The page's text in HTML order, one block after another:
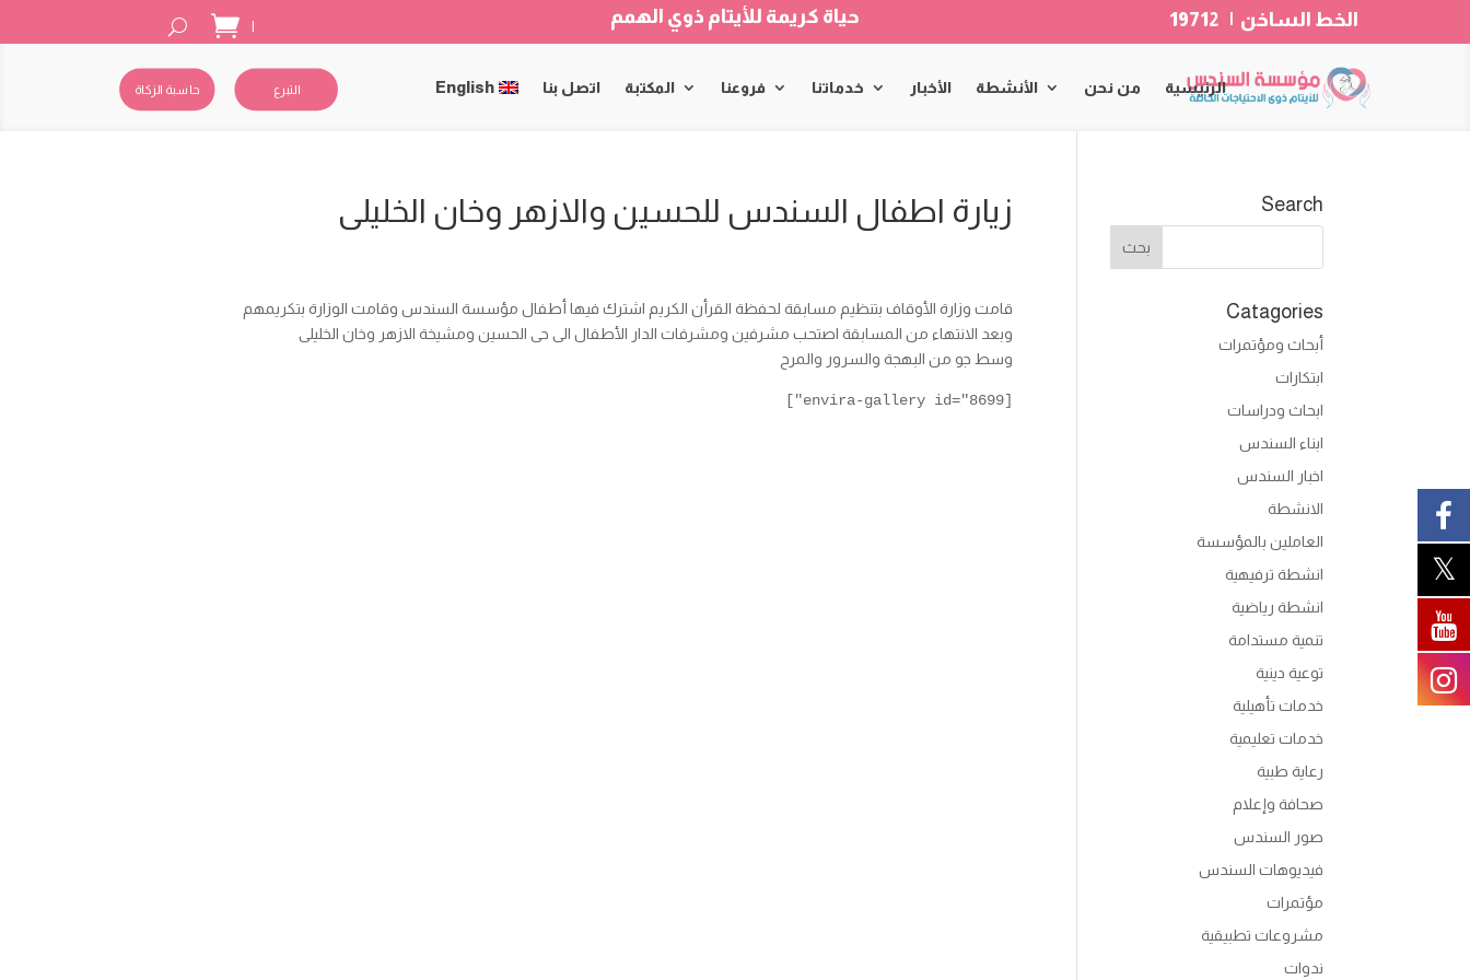
| حياة كريمة للأيتام ذوي الهمم الخط الساخن | 19712
التبرع حاسبة الزكاة الرئيسية من نحن الأنشطة الأخبار خدماتنا فروعنا المكتبة اتصل بنا English
زيارة اطفال السندس للحسين والازهر وخان الخليلى
قامت وزارة الأوقاف بتنظيم مسابقة لحفظة القرأن الكريم اشترك فيها أطفال مؤسسة السندس وقامت الوزارة بتكريمهم
وبعد الانتهاء من المسابقة اصتحب مشرفين ومشرفات الدار الأطفال الى حى الحسين ومشيخة الازهر وخان الخليلى
وسط جو من البهجة والسرور والمرح
[envira-gallery id="8699"]
Search
Catagories
أبحاث ومؤتمرات
ابتكارات
ابحاث ودراسات
ابناء السندس
اخبار السندس
الانشطة
العاملين بالمؤسسة
انشطة ترفيهية
انشطة رياضية
تنمية مستدامة
توعية دينية
خدمات تأهيلية
خدمات تعليمية
رعاية طبية
صحافة وإعلام
صور السندس
فيديوهات السندس
مؤتمرات
مشروعات تطبيقية
ندوات